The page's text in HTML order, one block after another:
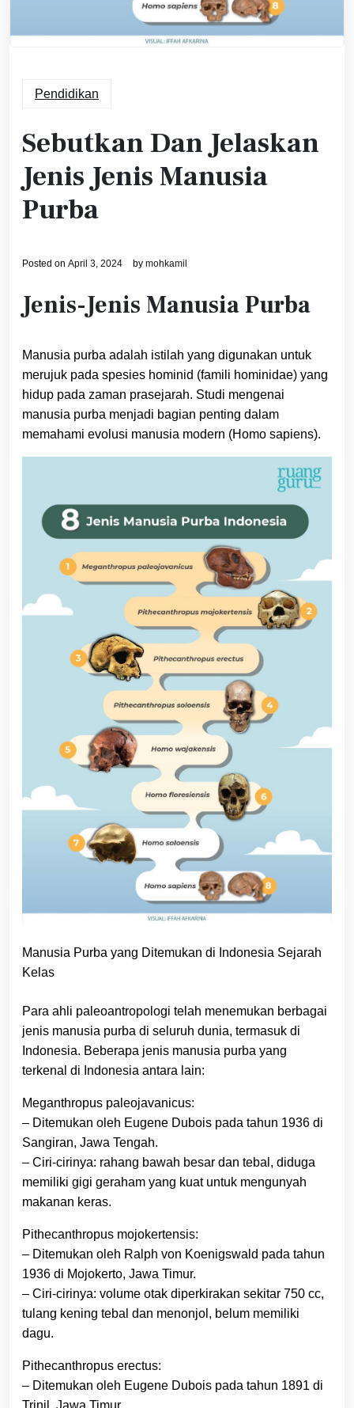
Pendidikan
Sebutkan Dan Jelaskan
Jenis Jenis Manusia
Purba
Posted on April 3, 2024 by mohkamil
Jenis-Jenis Manusia Purba
Manusia purba adalah istilah yang digunakan untuk
merujuk pada spesies hominid (famili hominidae) yang
hidup pada zaman prasejarah. Studi mengenai
manusia purba menjadi bagian penting dalam
memahami evolusi manusia modern (Homo sapiens).
Manusia Purba yang Ditemukan di Indonesia Sejarah
Kelas
Para ahli paleoantropologi telah menemukan berbagai
jenis manusia purba di seluruh dunia, termasuk di
Indonesia. Beberapa jenis manusia purba yang
terkenal di Indonesia antara lain:
Meganthropus paleojavanicus:
– Ditemukan oleh Eugene Dubois pada tahun 1936 di
Sangiran, Jawa Tengah.
– Ciri-cirinya: rahang bawah besar dan tebal, diduga
memiliki gigi geraham yang kuat untuk mengunyah
makanan keras.
Pithecanthropus mojokertensis:
– Ditemukan oleh Ralph von Koenigswald pada tahun
1936 di Mojokerto, Jawa Timur.
– Ciri-cirinya: volume otak diperkirakan sekitar 750 cc,
tulang kening tebal dan menonjol, belum memiliki
dagu.
Pithecanthropus erectus:
– Ditemukan oleh Eugene Dubois pada tahun 1891 di
Trinil, Jawa Timur.